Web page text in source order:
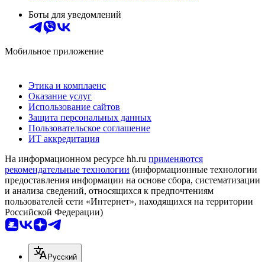
Боты для уведомлений
Мобильное приложение
Этика и комплаенс
Оказание услуг
Использование сайтов
Защита персональных данных
Пользовательское соглашение
ИТ аккредитация
На информационном ресурсе hh.ru применяются
рекомендательные технологии (информационные технологии
предоставления информации на основе сбора, систематизации
и анализа сведений, относящихся к предпочтениям
пользователей сети «Интернет», находящихся на территории
Российской Федерации)
Русский